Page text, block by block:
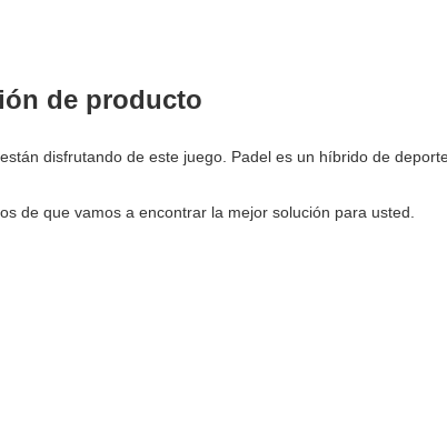
de producto
disfrutando de este juego. Padel es un híbrido de
de que vamos a encontrar la mejor solución para usted.